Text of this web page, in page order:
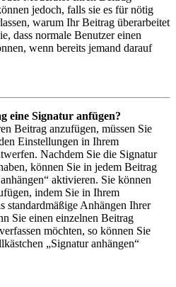
jedoch, falls sie es für nötig
warum Ihr Beitrag überarbeitet
dass normale Benutzer einen
wenn bereits jemand darauf
eine Signatur anfügen?
Beitrag anzufügen, müssen Sie
Einstellungen in Ihrem
Nachdem Sie die Signatur
können Sie in jedem Beitrag
aktivieren. Sie können
indem Sie in Ihrem
standardmäßige Anhängen Ihrer
Sie einen einzelnen Beitrag
möchten, so können Sie
„Signatur anhängen“